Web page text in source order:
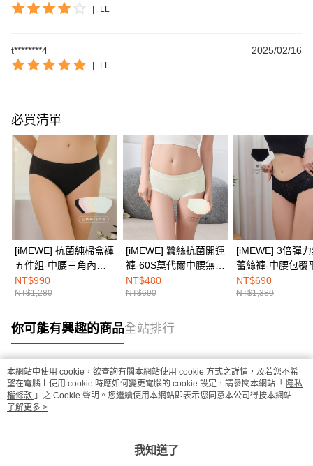
| LL
t********4 2025/02/16
| LL
必買清單
[iMEWE] 抗菌純棉盒褲
五件組-中腰三角內褲-
雲朵粉彩色系
NT$990
NT$1,280
[iMEWE] 蠶絲抗菌開運
褲-60S莫代爾中腰無痕
平口內褲(3件組)-(綠
+膚+黃)
NT$480
NT$690
[iMEWE] 3倍彈
蕾絲褲-中腰包覆
內褲(2件組)-黑白
NT$690
NT$1,380
你可能有興趣的商品全站排行
熱門標籤
本網站中使用 cookie，欲查詢有關本網站使用 cookie 方式之詳情，及若您不希
望在電腦上使用 cookie 時應如何變更電腦的 cookie 設定，請參閱本網站「 隱私
權條款 」之 Cookie 聲明。您繼續使用本網站即表示您同意本公司得按本網站使
用條款之 Cookie 聲明使用 cookie。
了解更多 >
我知道了